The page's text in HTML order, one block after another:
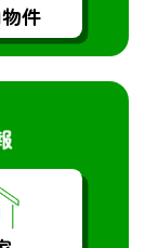
件